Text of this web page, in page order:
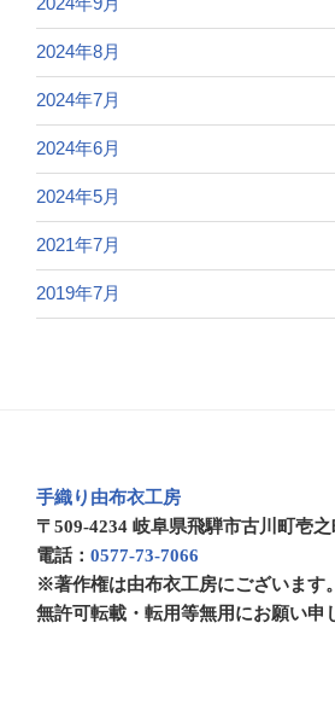
2024年8月
2024年7月
2024年6月
2024年5月
2021年7月
2019年7月
手織り由布衣工房
〒509-4234 岐阜県飛騨市古川町壱之
電話： 0577-73-7066
※著作権は由布衣工房にございます
無許可転載・転用等無用にお願い申